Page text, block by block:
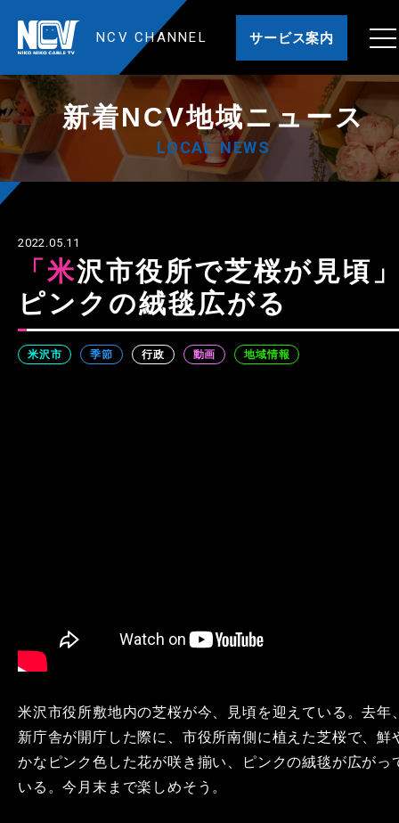
NCV CHANNEL サービス案内
新着NCV地域ニュース
LOCAL NEWS
2022.05.11
「米沢市役所で芝桜が見頃」
ピンクの絨毯広がる
米沢市 季節 行政 動画 地域情報
米沢市役所敷地内の芝桜が今、見頃を迎えている。去年
新庁舎が開庁した際に、市役所南側に植えた芝桜で、鮮
かなピンク色した花が咲き揃い、ピンクの絨毯が広がっ
いる。今月末まで楽しめそう。